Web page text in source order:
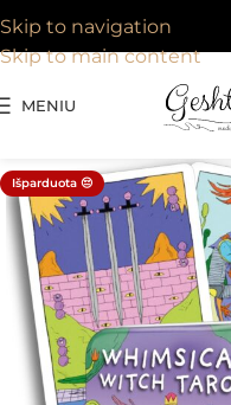
Skip to navigation
Skip to main content
MENIU
Išparduota 😔